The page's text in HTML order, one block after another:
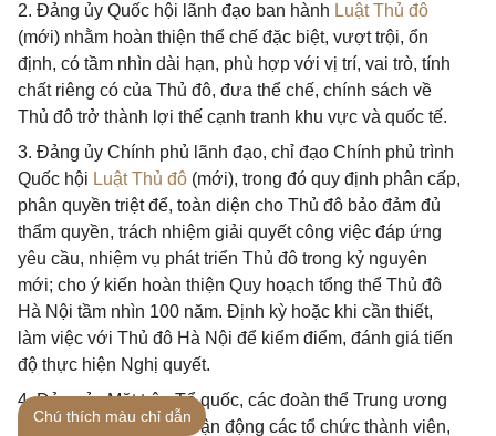
2. Đảng ủy Quốc hội lãnh đạo ban hành Luật Thủ đô
(mới) nhằm hoàn thiện thể chế đặc biệt, vượt trội, ổn
định, có tầm nhìn dài hạn, phù hợp với vị trí, vai trò, tính
chất riêng có của Thủ đô, đưa thể chế, chính sách về
Thủ đô trở thành lợi thế cạnh tranh khu vực và quốc tế.
3. Đảng ủy Chính phủ lãnh đạo, chỉ đạo Chính phủ trình
Quốc hội Luật Thủ đô (mới), trong đó quy định phân cấp,
phân quyền triệt để, toàn diện cho Thủ đô bảo đảm đủ
thẩm quyền, trách nhiệm giải quyết công việc đáp ứng
yêu cầu, nhiệm vụ phát triển Thủ đô trong kỷ nguyên
mới; cho ý kiến hoàn thiện Quy hoạch tổng thể Thủ đô
Hà Nội tầm nhìn 100 năm. Định kỳ hoặc khi cần thiết,
làm việc với Thủ đô Hà Nội để kiểm điểm, đánh giá tiến
độ thực hiện Nghị quyết.
4. Đảng ủy Mặt trận Tổ quốc, các đoàn thể Trung ương
tăng cường lãnh đạo, vận động các tổ chức thành viên,
Chú thích màu chỉ dẫn